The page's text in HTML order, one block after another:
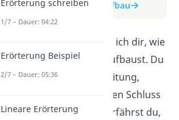
zum Beitrag: Referat Aufbau
In diesem Video erkläre ich dir, wie
du ein Referat richtig aufbaust. Du
lernst, wie du eine Einleitung,
einen Hauptteil und einen Schluss
gestaltest. Außerdem erfährst du,
Erörterung schreiben
1/7 – Dauer: 04:22
Erörterung Beispiel
2/7 – Dauer: 05:36
Lineare Erörterung